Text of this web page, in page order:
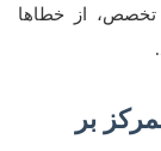
تخصص، از خطاها
بر